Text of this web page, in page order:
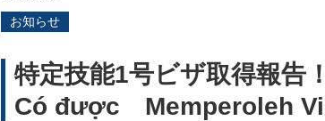
お知らせ
特定技能1号ビザ取得報
Có được Memperoleh